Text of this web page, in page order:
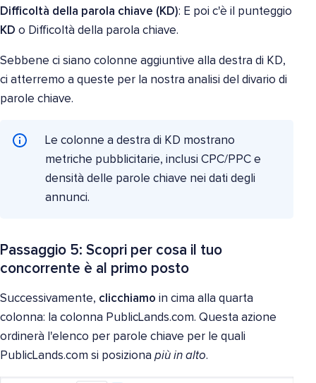
Difficoltà della parola chiave (KD): E poi c'è il punteggio
KD o Difficoltà della parola chiave.
Sebbene ci siano colonne aggiuntive alla destra di KD,
ci atterremo a queste per la nostra analisi del divario di
parole chiave.
Le colonne a destra di KD mostrano
metriche pubblicitarie, inclusi CPC/PPC e
densità delle parole chiave nei dati degli
annunci.
Passaggio 5: Scopri per cosa il tuo
concorrente è al primo posto
Successivamente, clicchiamo in cima alla quarta
colonna: la colonna PublicLands.com. Questa azione
ordinerà l'elenco per parole chiave per le quali
PublicLands.com si posiziona più in alto.